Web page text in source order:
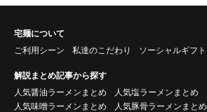
宅麺について
ご利用シーン
私達のこだわり ソーシャルギフト
解説まとめ記事から探す
人気醤油ラーメンまとめ
人気塩ラーメンまとめ
人気味噌ラーメンまとめ
人気豚骨ラーメンまとめ